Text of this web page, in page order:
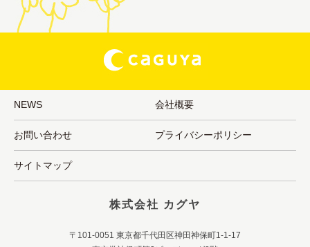
NEWS 会社概要
お問い合わせ プライバシーポリシー
サイトマップ
株式会社 カグヤ
〒101-0051 東京都千代田区神田神保町1-1-17